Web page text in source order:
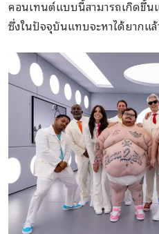
คอนเทนต์แบบนี้สามารถเกิดขึ้น
ซึ่งในปัจจุบันแทบจะหาได้ยากแ